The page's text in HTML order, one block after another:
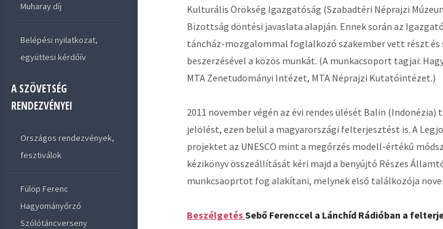
Kulturális Örökség Igazgatóság (Szabadtéri Néprajzi
Bizottság döntési javaslata alapján. Ennek során az
táncház-mozgalommal foglalkozó szakember vett részt
beszerzésével a közös munkát. (A munkacsoport tagjai:
MTA Zenetudományi Intézet, MTA Néprajzi Kutatóintézet.)
2011 november végén az évi rendes ülését Balin
jelölést, ezen belül a magyarországi felterjesztést is. A
projektet az UNESCO mint a megőrzés modell-értékű
kézikönyv összeállítását kéri majd a benyújtó Részes
munkcsaoprtot fog alakítani, melynek első találkozója
Beszélgetés Sebő Ferenccel a Lánchíd Rádióban a
Muharay díj
Belépési nyilatkozat,
együttesi kérdőív
A SZÖVETSÉG
RENDEZVÉNYEI
Országos rendezvények,
fesztiválok
Fülöp Ferenc
Hagyományőrző
Szólótáncverseny